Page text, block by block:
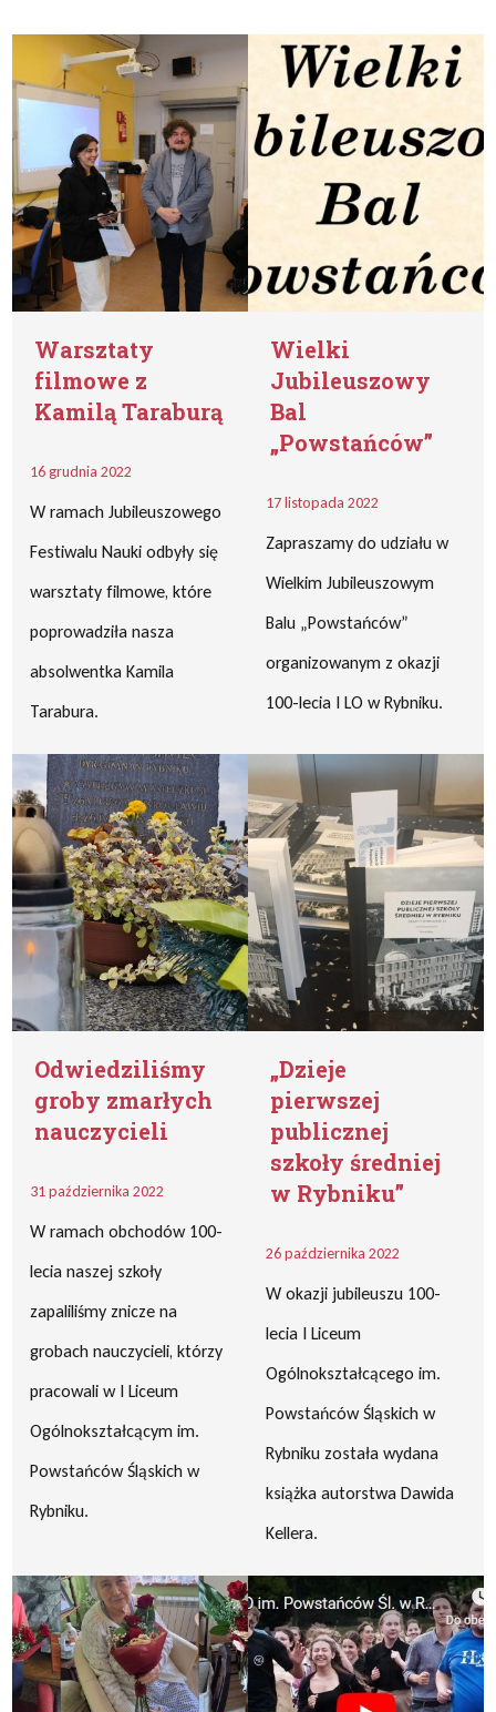
Warsztaty
filmowe z
Kamilą Taraburą
16 grudnia 2022
W ramach Jubileuszowego
Festiwalu Nauki odbyły się
warsztaty filmowe, które
poprowadziła nasza
absolwentka Kamila
Tarabura.
Wielki
Jubileuszowy
Bal
„Powstańców”
17 listopada 2022
Zapraszamy do udziału w
Wielkim Jubileuszowym
Balu „Powstańców”
organizowanym z okazji
100-lecia I LO w Rybniku.
Odwiedziliśmy
groby zmarłych
nauczycieli
31 października 2022
W ramach obchodów 100-
lecia naszej szkoły
zapaliliśmy znicze na
grobach nauczycieli, którzy
pracowali w I Liceum
Ogólnokształcącym im.
Powstańców Śląskich w
Rybniku.
„Dzieje
pierwszej
publicznej
szkoły średniej
w Rybniku”
26 października 2022
W okazji jubileuszu 100-
lecia I Liceum
Ogólnokształcącego im.
Powstańców Śląskich w
Rybniku została wydana
książka autorstwa Dawida
Kellera.